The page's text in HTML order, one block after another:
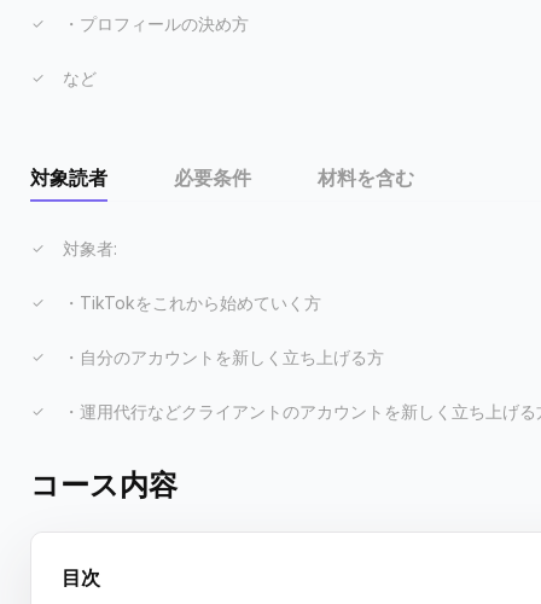
・プロフィールの決め方
など
対象読者 必要条件 材料を含む
対象者:
・TikTokをこれから始めていく方
・自分のアカウントを新しく立ち上げる方
・運用代行などクライアントのアカウントを新しく立ち上げる
コース内容
目次